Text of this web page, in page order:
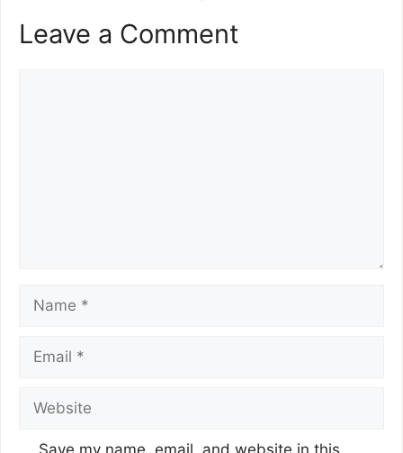
Leave a Comment
Save my name, email, and website in this